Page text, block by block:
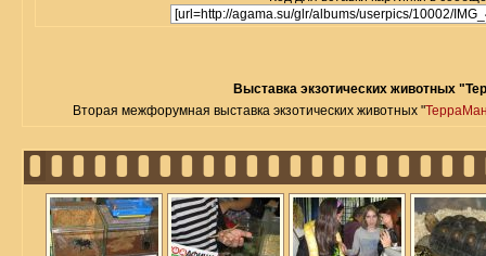
Выставка экзотических животных
Вторая межфорумная выставка экзотических животных "